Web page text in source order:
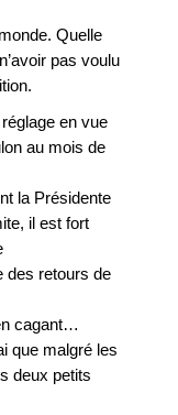
Quelle
pas voulu
en vue
au mois de
la Présidente
il est fort
des retours de
cagant…
que malgré les
deux petits